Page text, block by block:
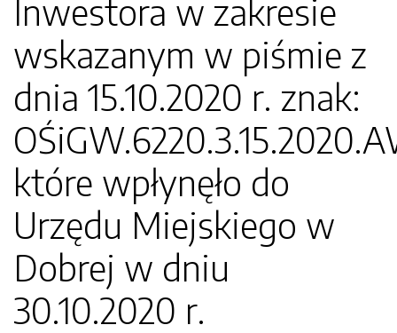
Inwestora w zakresie
wskazanym w piśmie z
dnia 15.10.2020 r. znak:
które wpłynęło do
Urzędu Miejskiego w
Dobrej w dniu
30.10.2020 r.